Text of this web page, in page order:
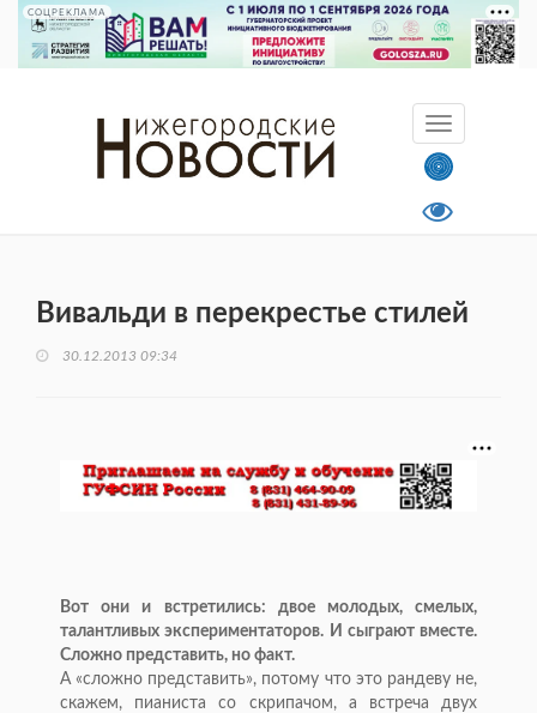
СОЦРЕКЛАМА
Вивальди в перекрестье стилей
30.12.2013 09:34
Вот они и
встретились: двое молодых, смелых,
талантливых экспериментаторов. И сыграют вместе.
Сложно представить, но факт.
А «сложно представить», потому что это рандеву не,
скажем, пианиста со
скрипачом, а
встреча двух